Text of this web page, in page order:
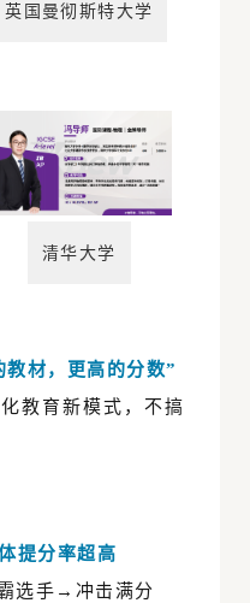
英国曼彻斯特大学
清华大学
材，更高的分数”
教育新模式，不搞
提分率超高
选手→冲击满分